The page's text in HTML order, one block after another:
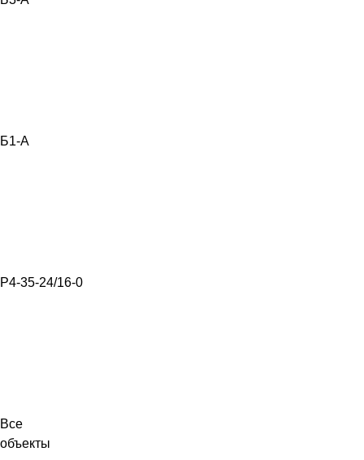
Б1-А
Р4-35-24/16-0
Все
объекты